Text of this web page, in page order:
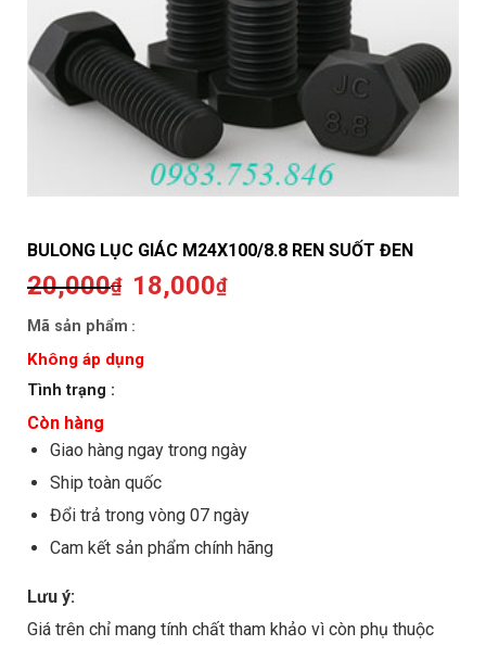
BULONG LỤC GIÁC M24X100/8.8 REN SUỐT ĐEN
20,000₫
Original
price
was:
20,000₫.
18,000₫
Current
price
is:
18,000₫.
Mã sản phẩm :
Không áp dụng
Tình trạng :
Còn hàng
Giao hàng ngay trong ngày
Ship toàn quốc
Đổi trả trong vòng 07 ngày
Cam kết sản phẩm chính hãng
Lưu ý:
Giá trên chỉ mang tính chất tham khảo vì còn phụ thuộc